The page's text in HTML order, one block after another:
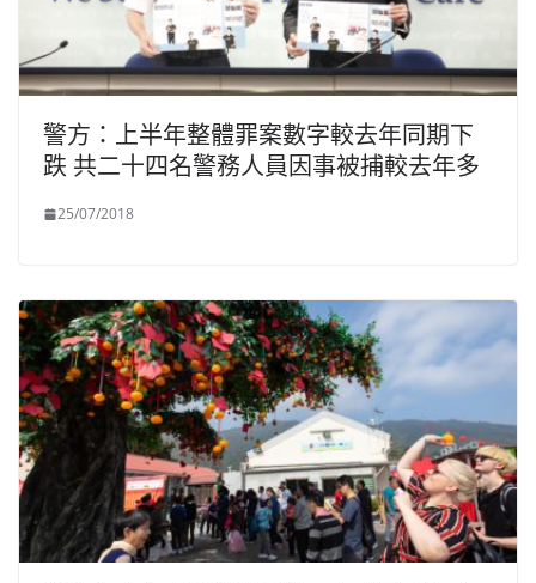
警方：上半年整體罪案數字較去年同期下
跌 共二十四名警務人員因事被捕較去年多
25/07/2018